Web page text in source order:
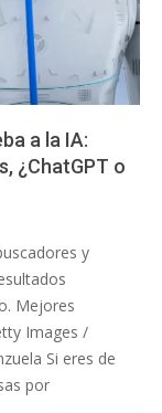
a la IA:
¿ChatGPT o
y
Mejores
Images /
Si eres de
por